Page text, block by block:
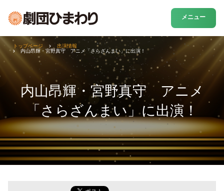
メニュー
内山昂輝・宮野真守 アニメ
「さらざんまい」に出演！
トップページ
出演情報
内山昂輝・宮野真守 アニメ「さらざんまい」に出演！